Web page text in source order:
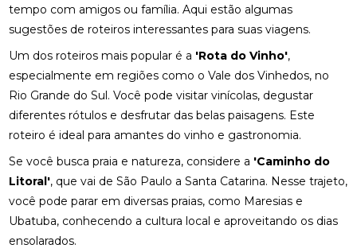
tempo com amigos ou família. Aqui estão algumas
sugestões de roteiros interessantes para suas viagens.
Um dos roteiros mais popular é a 'Rota do Vinho',
especialmente em regiões como o Vale dos Vinhedos, no
Rio Grande do Sul. Você pode visitar vinícolas, degustar
diferentes rótulos e desfrutar das belas paisagens. Este
roteiro é ideal para amantes do vinho e gastronomia.
Se você busca praia e natureza, considere a 'Caminho do
Litoral', que vai de São Paulo a Santa Catarina. Nesse trajeto,
você pode parar em diversas praias, como Maresias e
Ubatuba, conhecendo a cultura local e aproveitando os dias
ensolarados.